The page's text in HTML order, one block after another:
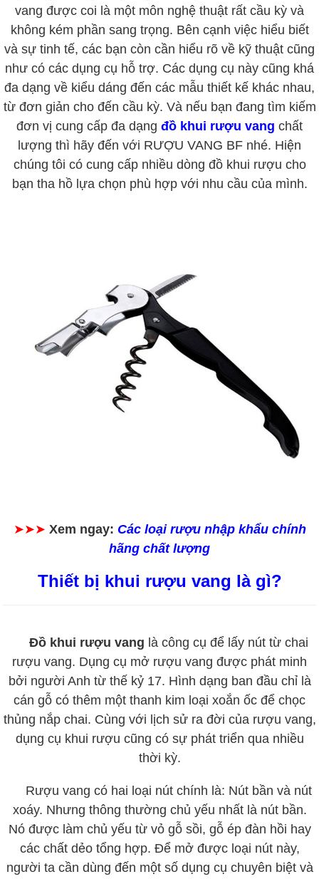
vang được coi là một môn nghệ thuật rất cầu kỳ và
không kém phần sang trọng. Bên cạnh việc hiểu biết
và sự tinh tế, các bạn còn cần hiểu rõ về kỹ thuật cũng
như có các dụng cụ hỗ trợ. Các dụng cụ này cũng khá
đa dạng về kiểu dáng đến các mẫu thiết kế khác nhau,
từ đơn giản cho đến cầu kỳ. Và nếu bạn đang tìm kiếm
đơn vị cung cấp đa dạng đồ khui rượu vang chất
lượng thì hãy đến với RƯỢU VANG BF nhé. Hiện
chúng tôi có cung cấp nhiều dòng đồ khui rượu cho
bạn tha hồ lựa chọn phù hợp với nhu cầu của mình.
➤➤➤ Xem ngay: Các loại rượu nhập khẩu chính
hãng chất lượng
Thiết bị khui rượu vang là gì?
Đồ khui rượu vang là công cụ để lấy nút từ chai
rượu vang. Dụng cụ mở rượu vang được phát minh
bởi người Anh từ thế kỷ 17. Hình dạng ban đầu chỉ là
cán gỗ có thêm một thanh kim loại xoắn ốc để chọc
thủng nắp chai. Cùng với lịch sử ra đời của rượu vang,
dụng cụ khui rượu cũng có sự phát triển qua nhiều
thời kỳ.
Rượu vang có hai loại nút chính là: Nút bần và nút
xoáy. Nhưng thông thường chủ yếu nhất là nút bần.
Nó được làm chủ yếu từ vỏ gỗ sồi, gỗ ép đàn hồi hay
các chất dẻo tổng hợp. Để mở được loại nút này,
người ta cần dùng đến một số dụng cụ chuyên biệt và